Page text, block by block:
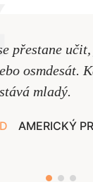
přestane
osmdesát.
mladý.
AMERICKÝ